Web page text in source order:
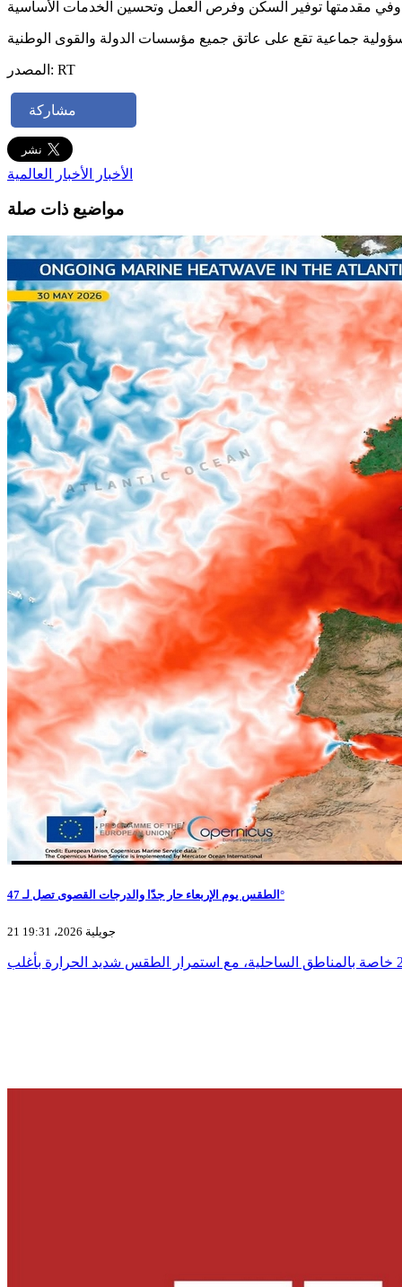
المصدر: RT
مشاركة
الأخبار الأخبار العالمية
مواضيع ذات صلة
الطقس يوم الإربعاء حار جدّا والدرجات القصوى تصل لـ 47°
21 جويلية 2026، 19:31